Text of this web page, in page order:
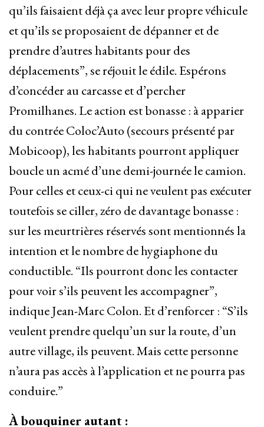
qu’ils faisaient déjà ça avec leur propre véhicule
et qu’ils se proposaient de dépanner et de
prendre d’autres habitants pour des
déplacements”, se réjouit le édile. Espérons
d’concéder au carcasse et d’percher
Promilhanes. Le action est bonasse : à apparier
du contrée Coloc’Auto (secours présenté par
Mobicoop), les habitants pourront appliquer
boucle un acmé d’une demi-journée le camion.
Pour celles et ceux-ci qui ne veulent pas exécuter
toutefois se ciller, zéro de davantage bonasse :
sur les meurtrières réservés sont mentionnés la
intention et le nombre de hygiaphone du
conductible. “Ils pourront donc les contacter
pour voir s’ils peuvent les accompagner”,
indique Jean-Marc Colon. Et d’renforcer : “S’ils
veulent prendre quelqu’un sur la route, d’un
autre village, ils peuvent. Mais cette personne
n’aura pas accès à l’application et ne pourra pas
conduire.”
À bouquiner autant :